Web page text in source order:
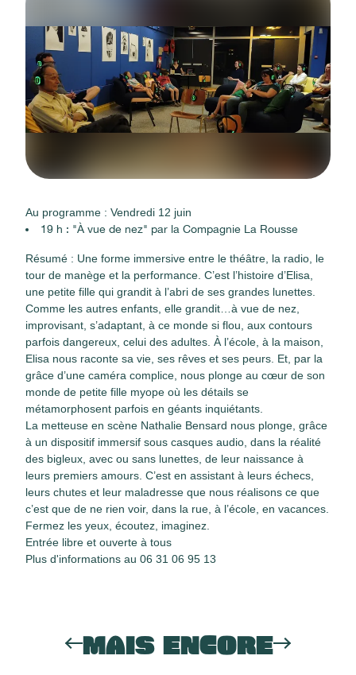
Au programme : Vendredi 12 juin
19 h : "À vue de nez" par la Compagnie La Rousse
Résumé : Une forme immersive entre le théâtre, la radio, le
tour de manège et la performance. C’est l’histoire d’Elisa,
une petite fille qui grandit à l’abri de ses grandes lunettes.
Comme les autres enfants, elle grandit…à vue de nez,
improvisant, s’adaptant, à ce monde si flou, aux contours
parfois dangereux, celui des adultes. À l’école, à la maison,
Elisa nous raconte sa vie, ses rêves et ses peurs. Et, par la
grâce d’une caméra complice, nous plonge au cœur de son
monde de petite fille myope où les détails se
métamorphosent parfois en géants inquiétants.
La metteuse en scène Nathalie Bensard nous plonge, grâce
à un dispositif immersif sous casques audio, dans la réalité
des bigleux, avec ou sans lunettes, de leur naissance à
leurs premiers amours. C’est en assistant à leurs échecs,
leurs chutes et leur maladresse que nous réalisons ce que
c’est que de ne rien voir, dans la rue, à l’école, en vacances.
Fermez les yeux, écoutez, imaginez.
Entrée libre et ouverte à tous
Plus d'informations au 06 31 06 95 13
MAIS ENCORE